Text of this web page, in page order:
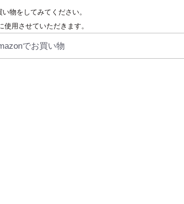
物をしてみてください。
用させていただきます。
でお買い物